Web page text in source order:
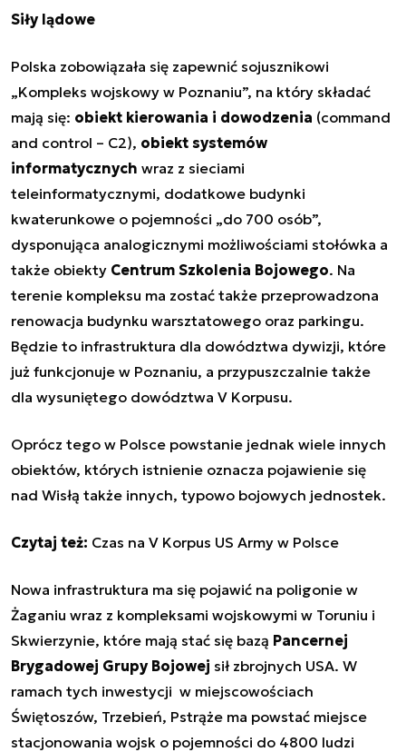
Siły lądowe
Polska zobowiązała się zapewnić sojusznikowi
„Kompleks wojskowy w Poznaniu”, na który składać
mają się: obiekt kierowania i dowodzenia (command
and control – C2), obiekt systemów
informatycznych wraz z sieciami
teleinformatycznymi, dodatkowe budynki
kwaterunkowe o pojemności „do 700 osób”,
dysponująca analogicznymi możliwościami stołówka a
także obiekty Centrum Szkolenia Bojowego. Na
terenie kompleksu ma zostać także przeprowadzona
renowacja budynku warsztatowego oraz parkingu.
Będzie to infrastruktura dla dowództwa dywizji, które
już funkcjonuje w Poznaniu, a przypuszczalnie także
dla wysuniętego dowództwa V Korpusu.
Oprócz tego w Polsce powstanie jednak wiele innych
obiektów, których istnienie oznacza pojawienie się
nad Wisłą także innych, typowo bojowych jednostek.
Czytaj też: Czas na V Korpus US Army w Polsce
Nowa infrastruktura ma się pojawić na poligonie w
Żaganiu wraz z kompleksami wojskowymi w Toruniu i
Skwierzynie, które mają stać się bazą Pancernej
Brygadowej Grupy Bojowej sił zbrojnych USA. W
ramach tych inwestycji w miejscowościach
Świętoszów, Trzebień, Pstrąże ma powstać miejsce
stacjonowania wojsk o pojemności do 4800 ludzi